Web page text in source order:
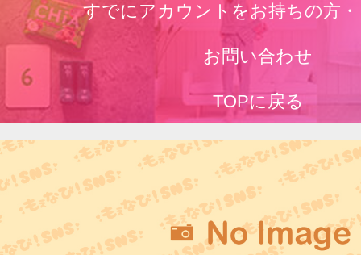
すでにアカウントをお持ちの方
お問い合わせ
TOPに戻る